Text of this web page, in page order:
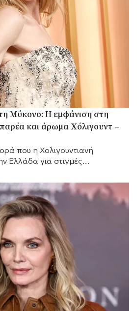
Μύκονο: Η εμφάνιση στη
και άρωμα Χόλιγουντ –
που η Χολιγουντιανή
Ελλάδα για στιγμές